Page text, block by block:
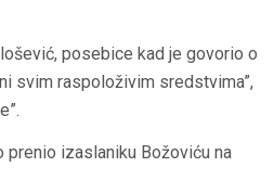
posebice kad je govorio o
svim raspoloživim sredstvima”,
prenio izaslaniku Božoviću na